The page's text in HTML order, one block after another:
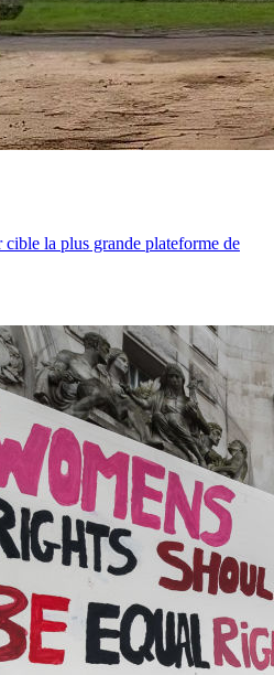
la plus grande plateforme de